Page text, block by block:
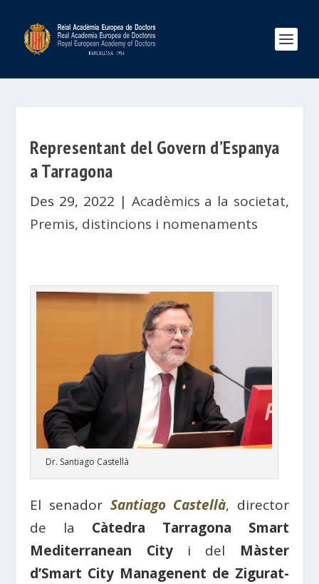
Representant del Govern d’Espanya
a Tarragona
Des 29, 2022 | Acadèmics a la societat,
Premis, distincions i nomenaments
Dr. Santiago Castellà
El senador Santiago Castellà, director
de la Càtedra Tarragona Smart
Mediterranean Cityi del Màster
d’Smart City Managenent de Zigurat-